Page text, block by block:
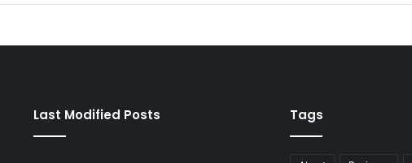
Last Modified Posts Tags